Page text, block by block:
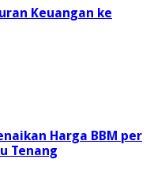
Keuangan ke
Harga BBM per
Tenang